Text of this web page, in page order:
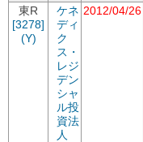
東R
[3278]
(Y)
ケネ
ディ
ク
ス・
レジ
デン
シャ
ル投
資法
人
2012/04/26